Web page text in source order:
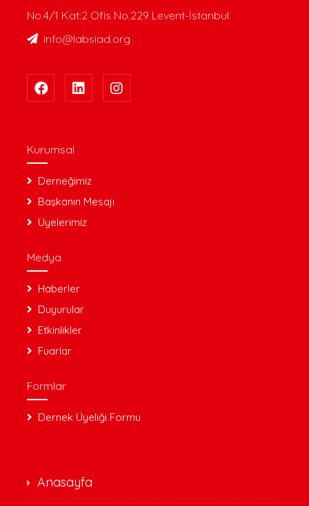
No.4/1 Kat:2 Ofis No.229 Levent-İstanbul
info@labsiad.org
Kurumsal
Derneğimiz
Başkanın Mesajı
Üyelerimiz
Medya
Haberler
Duyurular
Etkinlikler
Fuarlar
Formlar
Dernek Üyeliği Formu
Anasayfa